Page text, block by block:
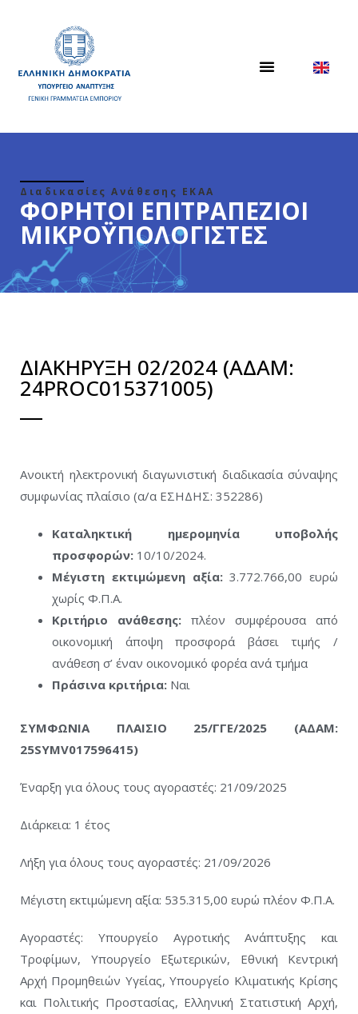
Διαδικασίες Ανάθεσης ΕΚΑΑ
ΦΟΡΗΤΟΙ ΕΠΙΤΡΑΠΕΖΙΟΙ
ΜΙΚΡΟΫΠΟΛΟΓΙΣΤΕΣ
ΔΙΑΚΗΡΥΞΗ 02/2024 (ΑΔΑΜ:
24PROC015371005)
Ανοικτή ηλεκτρονική διαγωνιστική διαδικασία σύναψης
συμφωνίας πλαίσιο (α/α ΕΣΗΔΗΣ: 352286)
Καταληκτική ημερομηνία υποβολής
προσφορών: 10/10/2024.
Μέγιστη εκτιμώμενη αξία:3.772.766,00 ευρώ
χωρίς Φ.Π.Α.
Κριτήριο ανάθεσης: πλέον συμφέρουσα από
οικονομική άποψη προσφορά βάσει τιμής /
ανάθεση σ’ έναν οικονομικό φορέα ανά τμήμα
Πράσινα κριτήρια: Ναι
ΣΥΜΦΩΝΙΑ ΠΛΑΙΣΙΟ 25/ΓΓΕ/2025 (ΑΔΑΜ:
25SYMV017596415)
Έναρξη για όλους τους αγοραστές: 21/09/2025
Διάρκεια: 1 έτος
Λήξη για όλους τους αγοραστές: 21/09/2026
Μέγιστη εκτιμώμενη αξία: 535.315,00 ευρώ πλέον Φ.Π.Α.
Αγοραστές: Υπουργείο Αγροτικής Ανάπτυξης και
Τροφίμων, Υπουργείο Εξωτερικών, Εθνική Κεντρική
Αρχή Προμηθειών Υγείας, Υπουργείο Κλιματικής Κρίσης
και Πολιτικής Προστασίας, Ελληνική Στατιστική Αρχή,